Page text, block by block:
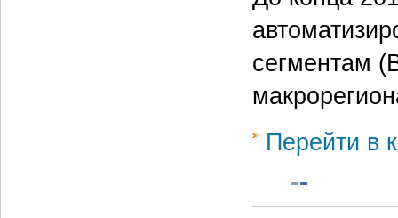
сегментам
Перейти в